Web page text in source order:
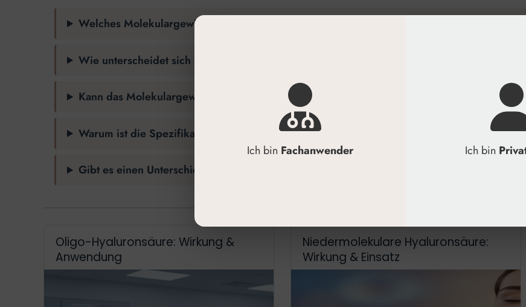
Welches Molekulargewicht ist für die Tiefenhydratation am besten geeignet?
Wie unterscheidet sich die Anwendung von mittelmolekularer und hochmolekularer
Kann das Molekulargewicht von Hyaluronsäure die Verträglichkeit beeinflussen?
Warum ist die Spezifikation des Molekulargewichts für ästhetische Mediziner so wichtig?
Gibt es einen Unterschied in der Wirkung zwischen unvernetzter und vernetzter
Oligo-Hyaluronsäure: Wirkung &
Anwendung
Niedermolekulare Hyaluronsäure:
Wirkung & Einsatz
Ich bin Fachanwender Ich bin